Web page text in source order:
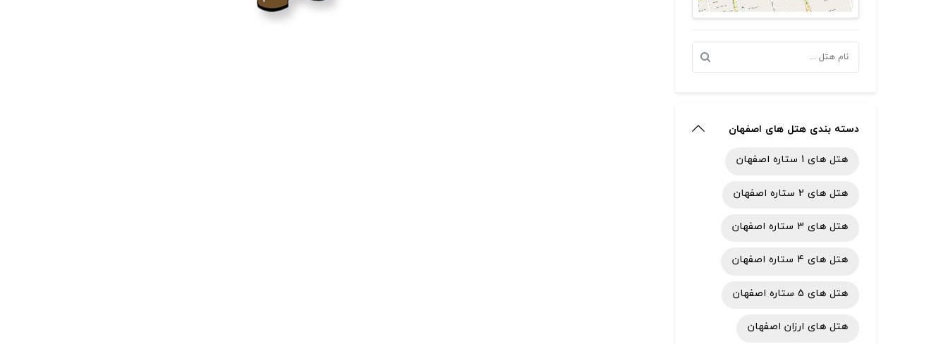
دسته بندی هتل های اصفهان
هتل های 1 ستاره اصفهان
هتل های 2 ستاره اصفهان
هتل های 3 ستاره اصفهان
هتل های 4 ستاره اصفهان
هتل های 5 ستاره اصفهان
هتل های ارزان اصفهان